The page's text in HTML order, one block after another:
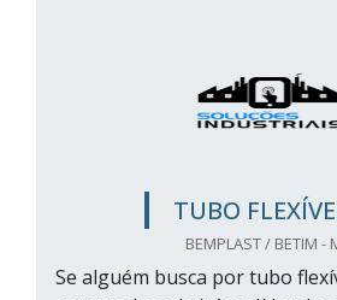
TUBO
BEMPLAST / BETIM -
Se alguém busca por tubo